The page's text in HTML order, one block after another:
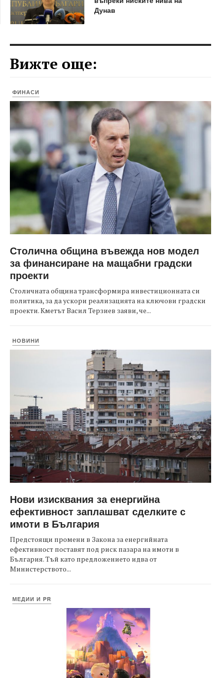
Дунав
Вижте още:
ФИНАСИ
Столична община въвежда нов модел
за финансиране на мащабни градски
проекти
Столичната община трансформира инвестиционната си
политика, за да ускори реализацията на ключови градски
проекти. Кметът Васил Терзиев заяви, че...
НОВИНИ
Нови изисквания за енергийна
ефективност заплашват сделките с
имоти в България
Предстоящи промени в Закона за енергийната
ефективност поставят под риск пазара на имоти в
България. Тъй като предложението идва от
Министерството...
МЕДИИ И PR